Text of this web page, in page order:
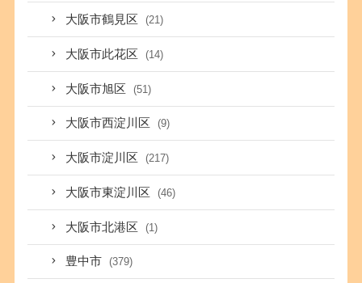
大阪市鶴見区 (21)
大阪市此花区 (14)
大阪市旭区 (51)
大阪市西淀川区 (9)
大阪市淀川区 (217)
大阪市東淀川区 (46)
大阪市北港区 (1)
豊中市 (379)